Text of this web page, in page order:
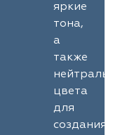
яркие
тона,
а
также
цвета
для
создания